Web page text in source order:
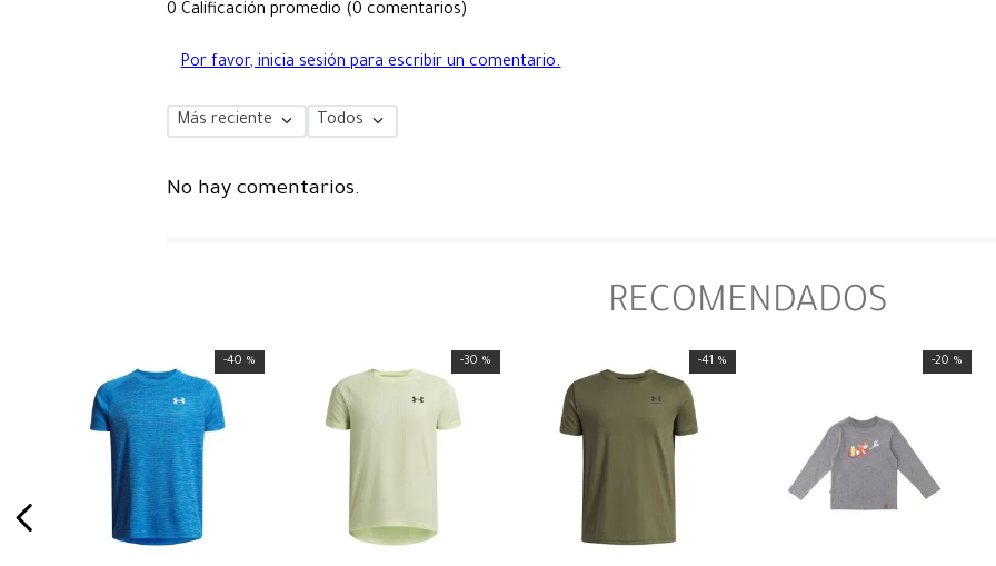
0 Calificación promedio (0 comentarios)
Por favor, inicia sesión para escribir un comentario.
Más reciente Todos
No hay comentarios.
RECOMENDADOS
-40 % -30 % -41 % -20 %